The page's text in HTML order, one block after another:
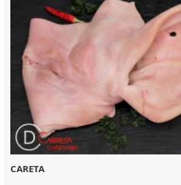
CARETA